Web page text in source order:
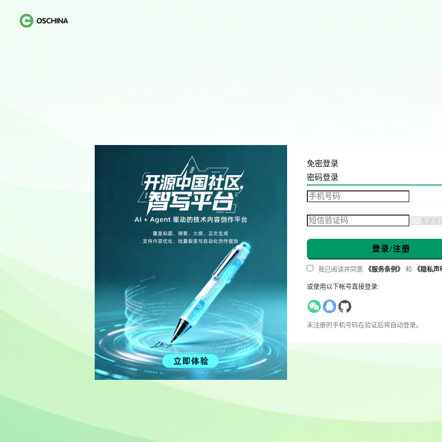
免密登录
密码登录
发送验
登录/注册
我已阅读并同意 《服务条例》 和 《隐私声
或使用以下帐号直接登录:
未注册的手机号码在验证后将自动登录。